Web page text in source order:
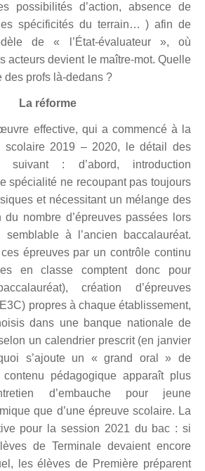
possibilités d’action, absence de
spécificités du terrain… ) afin de
de « l’État-évaluateur », où
acteurs devient le maître-mot. Quelle
des profs là-dedans ?
La réforme
effective, qui a commencé à la
scolaire 2019 – 2020, le détail des
: d’abord, introduction
spécialité ne recoupant pas toujours
et nécessitant un mélange des
du nombre d’épreuves passées lors
semblable à l’ancien baccalauréat.
épreuves par un contrôle continu
en classe comptent donc pour
création d’épreuves
) propres à chaque établissement,
dans une banque nationale de
un calendrier prescrit (en janvier
s’ajoute un « grand oral » de
pédagogique apparaît plus
d’embauche pour jeune
que d’une épreuve scolaire. La
pour la session 2021 du bac : si
de Terminale devaientencore
les élèves de Première préparent